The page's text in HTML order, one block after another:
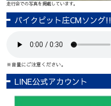
走行会での写真を掲載しています。
バイクピット庄CMソング!!
※音量にご注意ください。
LINE公式アカウント